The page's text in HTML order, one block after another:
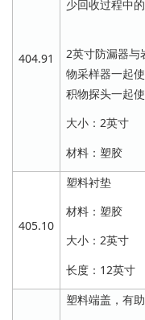
404.91
少回收过
2英寸防漏器与
物采样器一起
积物探头一起使
大小：2英寸
材料：塑胶
405.10
塑料衬垫
材料：塑胶
大小：2英寸
长度：12英寸
塑料端盖，有